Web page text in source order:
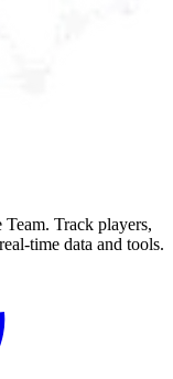
Team. Track players,
time data and tools.